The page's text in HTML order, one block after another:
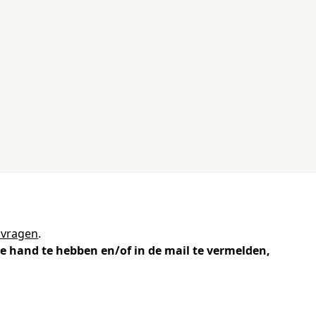
.
hand te hebben en/of in de mail te vermelden,